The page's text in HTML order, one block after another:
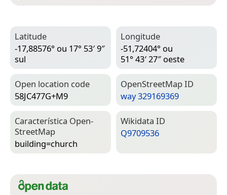
Latitude
-17,88576° ou 17° 53′ 9″
sul
Longitude
-51,72404° ou
51° 43′ 27″ oeste
Open location code
58JC477G+M9
Open­Street­Map ID
way 329169369
Característica Open­
Street­Map
building=­church
Wiki­data ID
Q9709536